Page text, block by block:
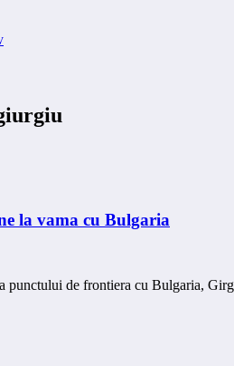
la vama cu Bulgaria
punctului de frontiera cu Bulgaria,